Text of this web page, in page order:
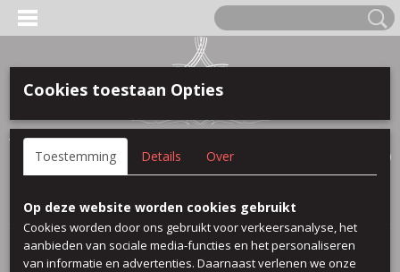
Anmelden Registrieren
(0)
Startseite>Viscose Printed> Lips
Cookies toestaan Opties
Toestemming Details Over
Op deze website worden cookies gebruikt
Cookies worden door ons gebruikt voor verkeersanalyse, het
aanbieden van sociale media-functies en het personaliseren
van informatie en advertenties. Daarnaast verlenen we onze